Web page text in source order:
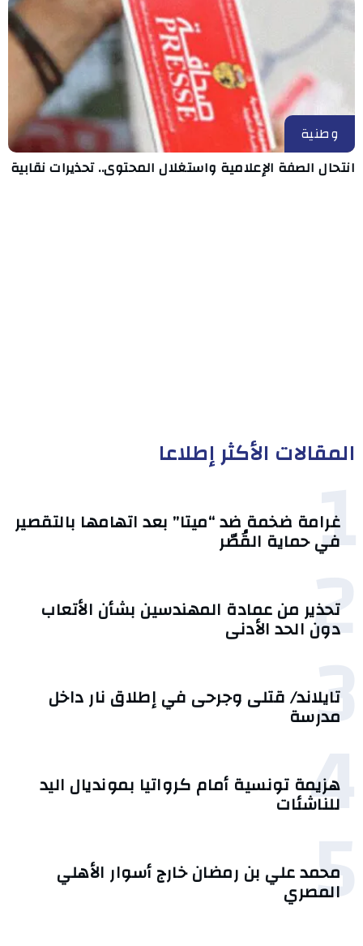
وطنية
انتحال الصفة الإعلامية واستغلال المحتوى.. تحذيرات نقابية
المقالات الأكثر إطلاعا
1
غرامة ضخمة ضد “ميتا” بعد اتهامها بالتقصير
في حماية القُصّر
2
تحذير من عمادة المهندسين بشأن الأتعاب
دون الحد الأدنى
3
تايلاند/ قتلى وجرحى في إطلاق نار داخل
مدرسة
4
هزيمة تونسية أمام كرواتيا بمونديال اليد
للناشئات
5
محمد علي بن رمضان خارج أسوار الأهلي
المصري